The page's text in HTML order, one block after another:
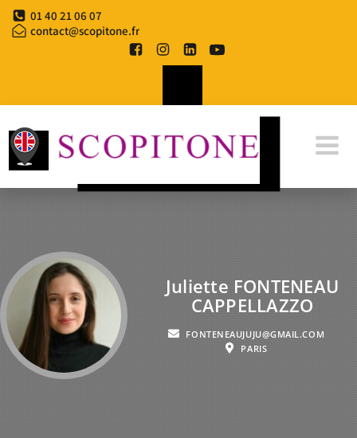
01 40 21 06 07
contact@scopitone.fr
Juliette FONTENEAU
CAPPELLAZZO
FONTENEAUJUJU@GMAIL.COM
PARIS